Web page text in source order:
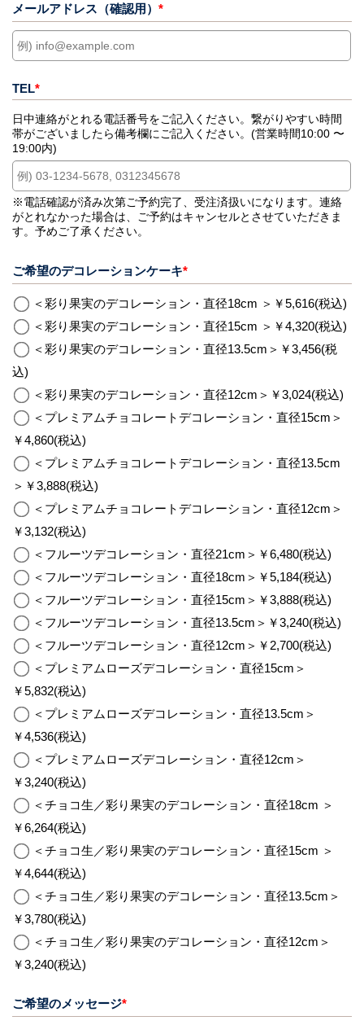
メールアドレス（確認用） *
TEL*
日中連絡がとれる電話番号をご記入ください。繋がりやすい時間
帯がございましたら備考欄にご記入ください。(営業時間10:00 〜
19:00内)
※電話確認が済み次第ご予約完了、受注済扱いになります。連絡
がとれなかった場合は、ご予約はキャンセルとさせていただきま
す。予めご了承ください。
ご希望のデコレーションケーキ*
＜彩り果実のデコレーション・直径18cm ＞￥5,616(税込)
＜彩り果実のデコレーション・直径15cm ＞￥4,320(税込)
＜彩り果実のデコレーション・直径13.5cm＞￥3,456(税
込)
＜彩り果実のデコレーション・直径12cm＞￥3,024(税込)
＜プレミアムチョコレートデコレーション・直径15cm＞
￥4,860(税込)
＜プレミアムチョコレートデコレーション・直径13.5cm
＞￥3,888(税込)
＜プレミアムチョコレートデコレーション・直径12cm＞
￥3,132(税込)
＜フルーツデコレーション・直径21cm＞￥6,480(税込)
＜フルーツデコレーション・直径18cm＞￥5,184(税込)
＜フルーツデコレーション・直径15cm＞￥3,888(税込)
＜フルーツデコレーション・直径13.5cm＞￥3,240(税込)
＜フルーツデコレーション・直径12cm＞￥2,700(税込)
＜プレミアムローズデコレーション・直径15cm＞
￥5,832(税込)
＜プレミアムローズデコレーション・直径13.5cm＞
￥4,536(税込)
＜プレミアムローズデコレーション・直径12cm＞
￥3,240(税込)
＜チョコ生／彩り果実のデコレーション・直径18cm ＞
￥6,264(税込)
＜チョコ生／彩り果実のデコレーション・直径15cm ＞
￥4,644(税込)
＜チョコ生／彩り果実のデコレーション・直径13.5cm＞
￥3,780(税込)
＜チョコ生／彩り果実のデコレーション・直径12cm＞
￥3,240(税込)
ご希望のメッセージ*